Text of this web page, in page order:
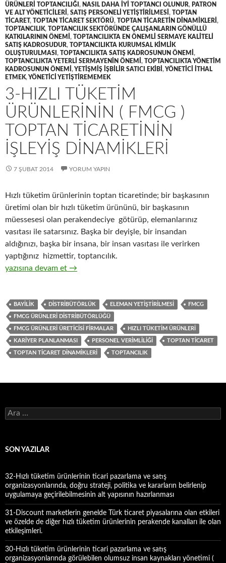
ÜRÜNLERI TOPTANCILIĞI , NASIL DAHA IYI TOPTANCI OLUNUR, PATRON
VE ALT YÖNETICILERI , SATIŞ PERSONELI YETIŞTIRILMESI , TOPTAN
TICARET, TOPTAN TICARET SEKTÖRÜ, TOPTAN TICARETIN DINAMIKLERI ,
TOPTANCILIK, TOPTANCILIK SEKTÖRÜNDE ÇALIŞANLARIN GÖNÜLLÜ
KATKILARININ ÖNEMI , TOPTANCILIKTA EN ÖNEMLI SERMAYE KALITELI
SATIŞ KADROSUDUR, TOPTANCILIKTA KURUMSAL KIMLIK
OLUŞTURULMASI , TOPTANCILIKTA SATIŞ KADROSUNUN ÖNEMI ,
TOPTANCILIKTA YETERLI SERMAYENIN ÖNEMI , TOPTANCILIKTA YÖNETIM
KADROSUNUN ÖNEMI ,YETIŞMIŞ IŞBILIR SATICI EKIBI ,YÖNETICI ITHAL
ETMEK,YÖNETICI YETIŞTIREMEMEK
3-HIZLI TÜKETIM
ÜRÜNLERININ ( FMCG )
TOPTAN TICARETININ
IŞLEYIŞ DINAMIKLERI
7 ŞUBAT 2014 YORUM YAPIN
Hızlı tüketim ürünlerinin toptan ticaretinde; bir başkasının
üretimi olan bir hızlı tüketim ürününü, bir başkasının
müessesesi olan perakendeciye götürüp, elemanlarınız
vasıtası ile satarsınız. Başka bir deyişle, bir insandan
aldığınızı, başka bir insana, bir insan vasıtası ile verirken
yaptığınız hizmettir, toptancılık.
3-Hızlı tüketim ürünlerinin ( FMCG ) toptan ticaretinin işleyiş
yazısına devam et →
BAYILIK DISTRIBÜTÖRLÜK ELEMAN YETIŞTIRILMESI FMCG
FMCG ÜRÜNLERI DISTRIBÜTÖRLÜĞÜ
FMCG ÜRÜNLERI ÜRETICISI FIRMALAR HIZLI TÜKETIM ÜRÜNLERI
KARIYER PLANLANMASI PERSONEL VERIMLILIĞI TOPTAN TICARET
TOPTAN TICARET DINAMIKLERI TOPTANCILIK
A
r
a
SON YAZILAR
32-Hızlı tüketim ürünlerinin ticari pazarlama ve satış
organizasyonlarında, doğru strateji, politika ve kararların belirlenip
uygulamaya geçirilebilmesinin alt yapısının hazırlanması
31-Discount marketlerin genelde Türk ticaret piyasalarına olan etkileri
ve özelde de diğer hızlı tüketim ürünlerinin perakende kanalları ile olan
etkileşimleri.
30-Hızlı tüketim ürünlerinin ticari pazarlama ve satış
organizasyonlarında görülebilen olumsuz insan kaynakları yönetimi (